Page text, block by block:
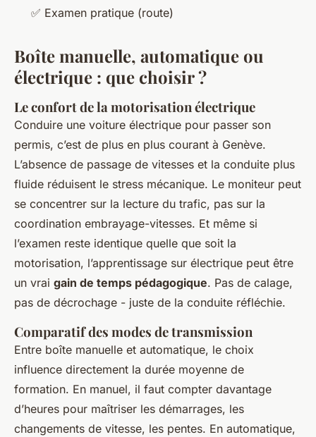
✅ Examen pratique (route)
Boîte manuelle, automatique ou
électrique : que choisir ?
Le confort de la motorisation électrique
Conduire une voiture électrique pour passer son
permis, c’est de plus en plus courant à Genève.
L’absence de passage de vitesses et la conduite plus
fluide réduisent le stress mécanique. Le moniteur peut
se concentrer sur la lecture du trafic, pas sur la
coordination embrayage-vitesses. Et même si
l’examen reste identique quelle que soit la
motorisation, l’apprentissage sur électrique peut être
un vrai gain de temps pédagogique. Pas de calage,
pas de décrochage - juste de la conduite réfléchie.
Comparatif des modes de transmission
Entre boîte manuelle et automatique, le choix
influence directement la durée moyenne de
formation. En manuel, il faut compter davantage
d’heures pour maîtriser les démarrages, les
changements de vitesse, les pentes. En automatique,